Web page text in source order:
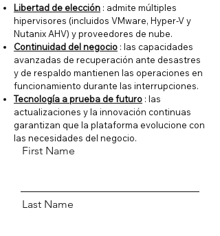
First Name
Last Name
Libertad de elección : admite múltiples
hipervisores (incluidos VMware, Hyper-V y
Nutanix AHV) y proveedores de nube.
Continuidad del negocio : las capacidades
avanzadas de recuperación ante desastres
y de respaldo mantienen las operaciones en
funcionamiento durante las interrupciones.
Tecnología a prueba de futuro : las
actualizaciones y la innovación continuas
garantizan que la plataforma evolucione con
las necesidades del negocio.